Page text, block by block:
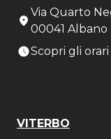
Via Quarto
00041 Albano
Scopri gli orari
VITERBO